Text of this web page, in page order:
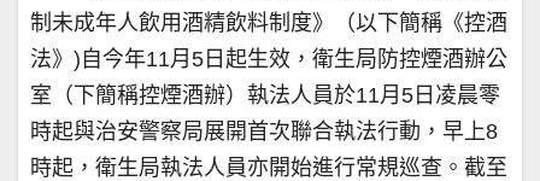
制未成年人飲用酒精飲料制度》（以下簡稱《控酒
法》)自今年11月5日起生效，衛生局防控煙酒辦公
室（下簡稱控煙酒辦）執法人員於11月5日凌晨零
時起與治安警察局展開首次聯合執法行動，早上8
時起，衛生局執法人員亦開始進行常規巡查。截至